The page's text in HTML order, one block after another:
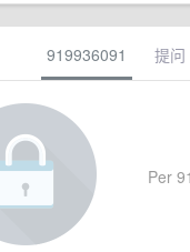
919936091 提问
Per